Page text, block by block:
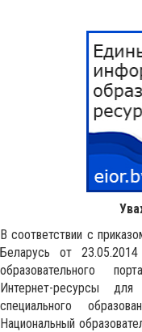
В соответствии с
Беларусь от
образовательного
Интернет-ресурсы
специального
Национальный